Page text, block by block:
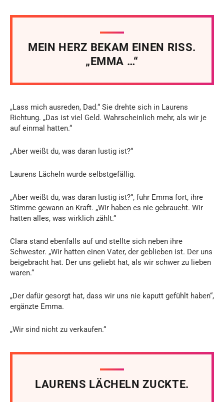
MEIN HERZ BEKAM EINEN RISS.
„EMMA …“
„Lass mich ausreden, Dad.“ Sie drehte sich in Laurens
Richtung. „Das ist viel Geld. Wahrscheinlich mehr, als wir je
auf einmal hatten.“
„Aber weißt du, was daran lustig ist?“
Laurens Lächeln wurde selbstgefällig.
„Aber weißt du, was daran lustig ist?“, fuhr Emma fort, ihre
Stimme gewann an Kraft. „Wir haben es nie gebraucht. Wir
hatten alles, was wirklich zählt.“
Clara stand ebenfalls auf und stellte sich neben ihre
Schwester. „Wir hatten einen Vater, der geblieben ist. Der uns
beigebracht hat. Der uns geliebt hat, als wir schwer zu lieben
waren.“
„Der dafür gesorgt hat, dass wir uns nie kaputt gefühlt haben“,
ergänzte Emma.
„Wir sind nicht zu verkaufen.“
LAURENS LÄCHELN ZUCKTE.